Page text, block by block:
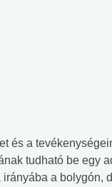
és a
tudható be egy
a bolygón,